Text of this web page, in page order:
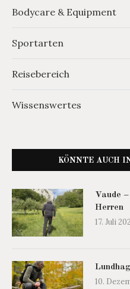
Bodycare & Equipment
Sportarten
Reisebereich
Wissenswertes
KÖNNTE AUCH
Vaude
Herren
17. Juli
10.